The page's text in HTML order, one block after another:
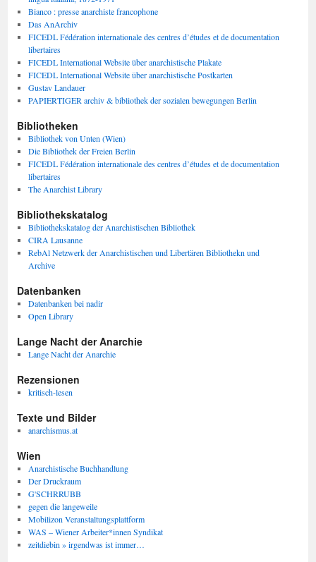
Bianco : presse anarchiste francophone
Das AnArchiv
FICEDL Fédération internationale des centres d’études et de documentation
libertaires
FICEDL International Website über anarchistische Plakate
FICEDL International Website über anarchistische Postkarten
Gustav Landauer
PAPIERTIGER archiv & bibliothek der sozialen bewegungen Berlin
Bibliotheken
Bibliothek von Unten (Wien)
Die Bibliothek der Freien Berlin
FICEDL Fédération internationale des centres d’études et de documentation
libertaires
The Anarchist Library
Bibliothekskatalog
Bibliothekskatalog der Anarchistischen Bibliothek
CIRA Lausanne
RebAl Netzwerk der Anarchistischen und Libertären Bibliothekn und
Archive
Datenbanken
Datenbanken bei nadir
Open Library
Lange Nacht der Anarchie
Lange Nacht der Anarchie
Rezensionen
kritisch-lesen
Texte und Bilder
anarchismus.at
Wien
Anarchistische Buchhandlung
Der Druckraum
G'SCHRRUBB
gegen die langeweile
Mobilizon Veranstaltungsplattform
WAS – Wiener Arbeiter*innen Syndikat
zeitdiebin » irgendwas ist immer…